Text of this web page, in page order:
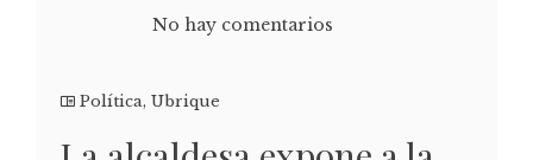
No hay comentarios
Política, Ubrique